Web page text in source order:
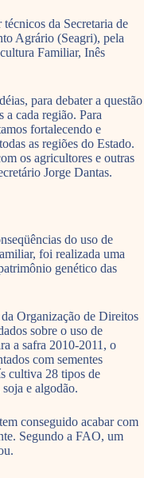
da Secretaria de
Agrário (Seagri), pela
Familiar, Inês
para debater a questão
a cada região. Para
fortalecendo e
as regiões do Estado.
os agricultores e outras
Jorge Dantas.
do uso de
foi realizada uma
genético das
Organização de Direitos
sobre o uso de
a safra 2010-2011, o
com sementes
cultiva 28 tipos de
e algodão.
conseguido acabar com
Segundo a FAO, um